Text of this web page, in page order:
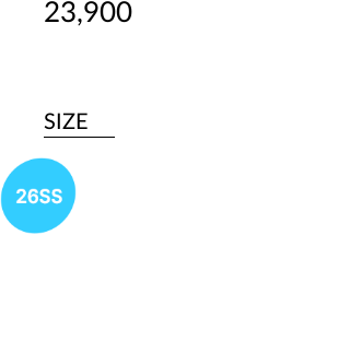
23,900
SIZE